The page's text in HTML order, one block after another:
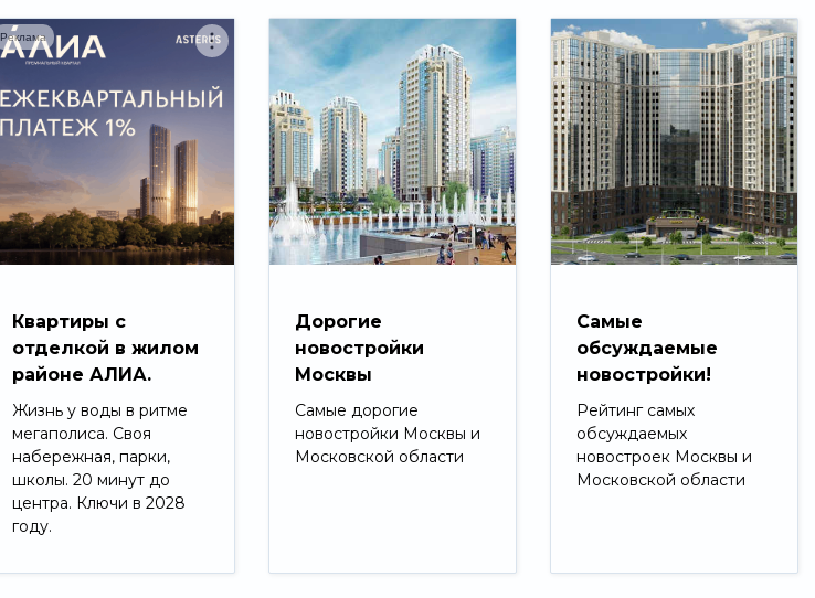
Квартиры с
отделкой в жилом
районе АЛИА.
Жизнь у воды в ритме
мегаполиса. Своя
набережная, парки,
школы. 20 минут до
центра. Ключи в 2028
году.
Реклама
Дорогие
новостройки
Москвы
Самые дорогие
новостройки Москвы и
Московской области
Самые
обсуждаемые
новостройки!
Рейтинг самых
обсуждаемых
новостроек Москвы и
Московской области